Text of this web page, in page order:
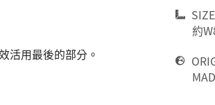
活用最後的部分。
SIZE
約